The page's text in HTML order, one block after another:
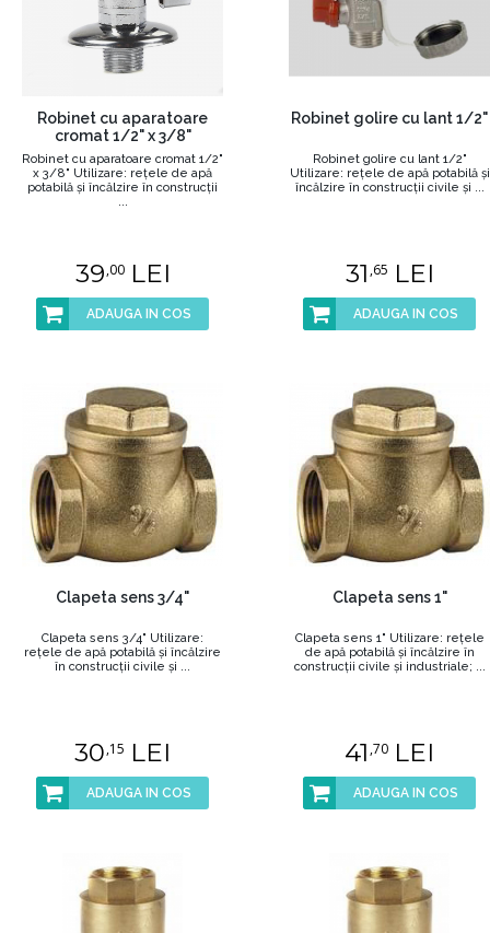
Robinet cu aparatoare
cromat 1/2" x 3/8"
Robinet cu aparatoare cromat 1/2"
x 3/8" Utilizare: reţele de apă
potabilă şi încălzire în construcţii
...
39,00LEI
ADAUGA IN COS
Robinet golire cu lant 1/2"
Robinet golire cu lant 1/2"
Utilizare: reţele de apă potabilă şi
încălzire în construcţii civile şi ...
31 ,65LEI
ADAUGA IN COS
Clapeta sens 3/4"
Clapeta sens 3/4" Utilizare:
reţele de apă potabilă şi încălzire
în construcţii civile şi ...
30,15 LEI
ADAUGA IN COS
Clapeta sens 1"
Clapeta sens 1" Utilizare: reţele
de apă potabilă şi încălzire în
construcţii civile şi industriale; ...
41 ,70LEI
ADAUGA IN COS